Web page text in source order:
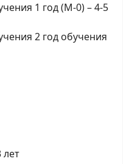
1 год (М-0) – 4-5
2 год обучения
лет